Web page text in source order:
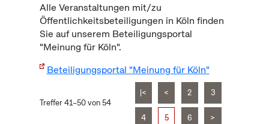
Alle Veranstaltungen mit/zu
Öffentlichkeitsbeteiligungen in Köln finden
Sie auf unserem Beteiligungsportal
"Meinung für Köln".
Beteiligungsportal "Meinung für Köln"
Treffer 41–50 von 54
|< < 2 3
4 5 6 >